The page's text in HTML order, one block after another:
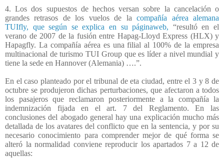
4. Los dos supuestos de hechos versan sobre la cancelación o
grandes retrasos de los vuelos de lacompañía aérea alemana
TUIfly, que según se explica en su páginaweb, “resultó en el
verano de 2007 de la fusión entre Hapag-Lloyd Express (HLX) y
Hapagfly. La compañía aérea es una filial al 100% de la empresa
multinacional de turismo TUI Group que es líder a nivel mundial y
tiene la sede en Hannover (Alemania) ….”.
En el caso planteado por el tribunal de eta ciudad, entre el 3 y 8 de
octubre se produjeron dichas perturbaciones, que afectaron a todos
los pasajeros que reclamaron posteriormente a la compañía la
indemnización fijada en el art. 7 del Reglamento. En las
conclusiones del abogado general hay una explicación mucho más
detallada de los avatares del conflicto que en la sentencia, y por su
necesario conocimiento para comprender mejor de qué forma se
alteró la normalidad conviene reproducir los apartados 7 a 12 de
aquellas: